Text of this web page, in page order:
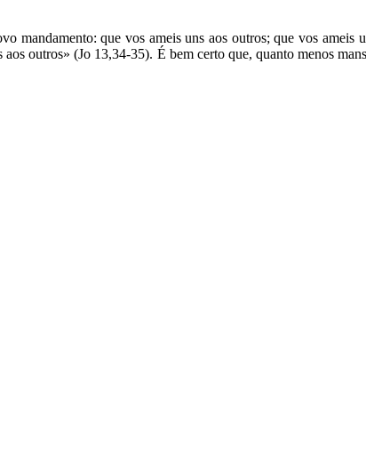
que vos ameis uns aos outros; que vos ameis
outros» (Jo 13,34-35). É bem certo que, quanto menos